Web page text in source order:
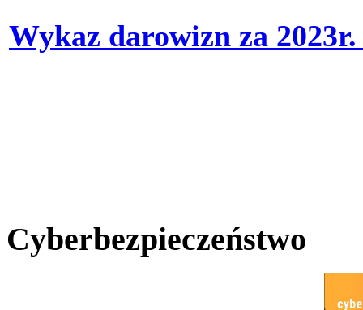
Wykaz darowizn za
Cyberbezpieczeństwo